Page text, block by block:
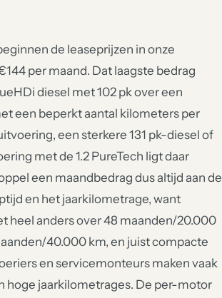
de leaseprijzen in onze
per maand. Dat laagste bedrag
diesel met 102 pk over een
een beperkt aantal kilometers per
een sterkere 131 pk-diesel of
met de 1.2 PureTech ligt daar
een maandbedrag dus altijd aan de
en het jaarkilometrage, want
heel anders over 48 maanden/20.000
40.000 km, en juist compacte
en servicemonteurs maken vaak
hoge jaarkilometrages. De per-motor